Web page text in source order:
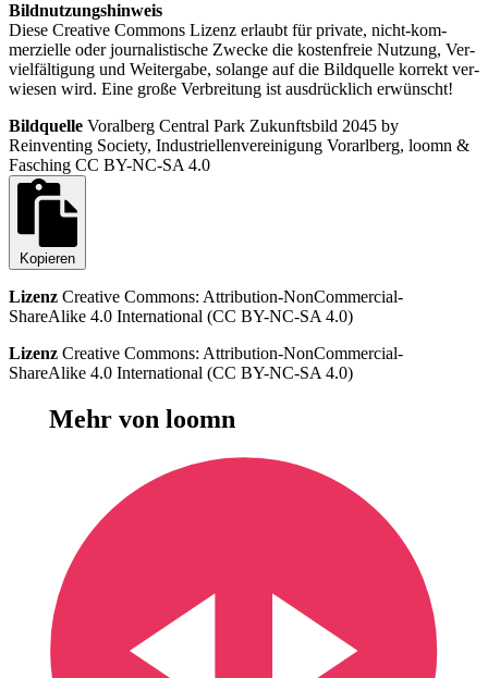
Bildnutzungshinweis
Diese Creative Commons Lizenz erlaubt für private, nicht-kom­
merzielle oder journa­listische Zwecke die kosten­freie Nutzung, Ver­
viel­fältigung und Weiter­gabe, solange auf die Bild­quelle korrekt ver­
wiesen wird. Eine große Ver­breitung ist aus­drücklich erwünscht!
Bildquelle Voralberg Central Park Zukunftsbild 2045 by
Reinventing Society, Industriellenvereinigung Vorarlberg, loomn &
Fasching CC BY-NC-SA 4.0
Kopieren
Lizenz Creative Commons: Attribution-NonCommercial-
ShareAlike 4.0 International (CC BY-NC-SA 4.0)
Lizenz Creative Commons: Attribution-NonCommercial-
ShareAlike 4.0 International (CC BY-NC-SA 4.0)
Mehr von loomn